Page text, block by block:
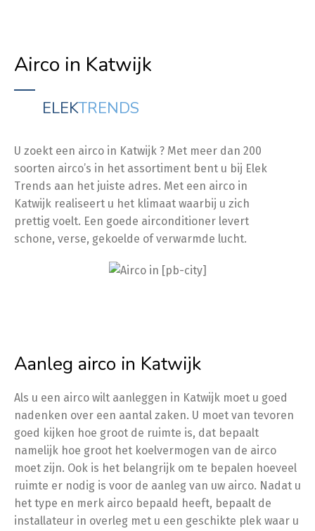
Airco in Katwijk
ELEKTRENDS
U zoekt een airco in Katwijk ? Met meer dan 200
soorten airco’s in het assortiment bent u bij Elek
Trends aan het juiste adres. Met een airco in
Katwijk realiseert u het klimaat waarbij u zich
prettig voelt. Een goede airconditioner levert
schone, verse, gekoelde of verwarmde lucht.
Aanleg airco in Katwijk
Als u een airco wilt aanleggen in Katwijk moet u goed
nadenken over een aantal zaken. U moet van tevoren
goed kijken hoe groot de ruimte is, dat bepaalt
namelijk hoe groot het koelvermogen van de airco
moet zijn. Ook is het belangrijk om te bepalen hoeveel
ruimte er nodig is voor de aanleg van uw airco. Nadat u
het type en merk airco bepaald heeft, bepaalt de
installateur in overleg met u een geschikte plek waar u